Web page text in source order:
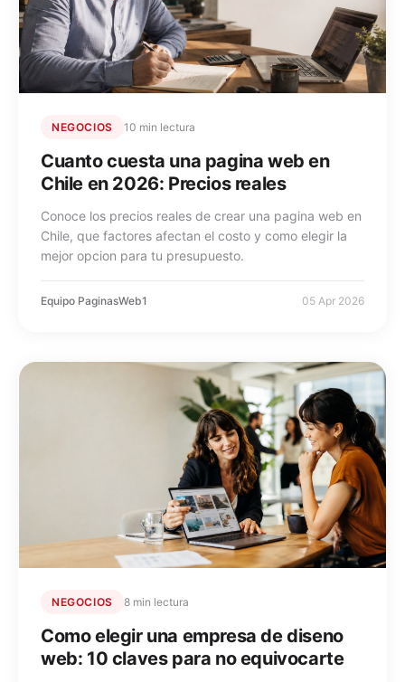
NEGOCIOS 10 min lectura
Cuanto cuesta una pagina web en
Chile en 2026: Precios reales
Conoce los precios reales de crear una pagina web en
Chile, que factores afectan el costo y como elegir la
mejor opcion para tu presupuesto.
Equipo PaginasWeb1 05 Apr 2026
NEGOCIOS 8 min lectura
Como elegir una empresa de diseno
web: 10 claves para no equivocarte